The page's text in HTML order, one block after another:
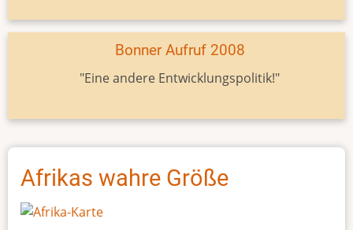
Bonner Aufruf 2008
"Eine andere Entwicklungspolitik!"
Afrikas wahre Größe